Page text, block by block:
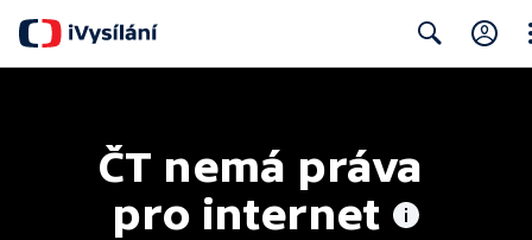
ČT nemá práva
pro internet